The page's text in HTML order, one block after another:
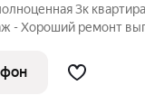
3к
- Хороший ремонт
Качественные